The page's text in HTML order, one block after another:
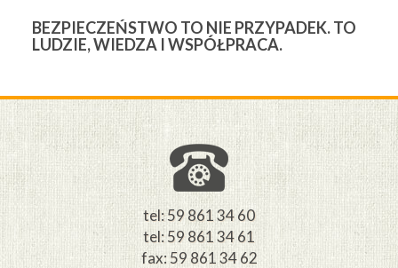
BEZPIECZEŃSTWO TO NIE PRZYPADEK. TO
LUDZIE, WIEDZA I WSPÓŁPRACA.
tel: 59 861 34 60
tel: 59 861 34 61
fax: 59 861 34 62